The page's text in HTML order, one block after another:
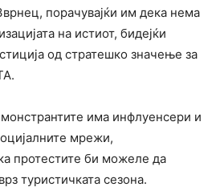
порачувајќи им дека нема
на истиот, бидејќи
од стратешко значење за
има инфлуенсери и
мрежи,
протестите би можеле да
туристичката сезона.